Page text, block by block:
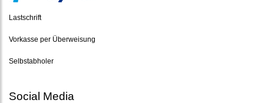
Lastschrift
Vorkasse per Überweisung
Selbstabholer
Social Media